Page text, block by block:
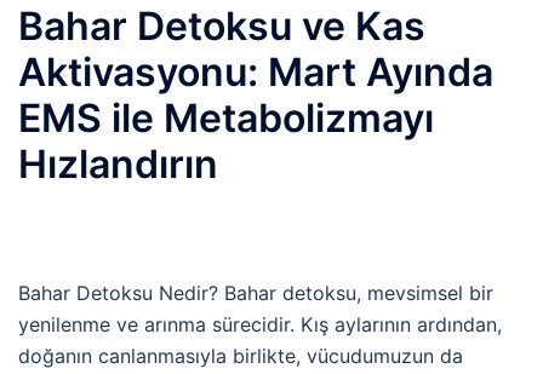
Bahar Detoksu ve Kas
Aktivasyonu: Mart Ayında
EMS ile Metabolizmayı
Hızlandırın
Bahar Detoksu Nedir? Bahar detoksu, mevsimsel bir
yenilenme ve arınma sürecidir. Kış aylarının ardından,
doğanın canlanmasıyla birlikte, vücudumuzun da